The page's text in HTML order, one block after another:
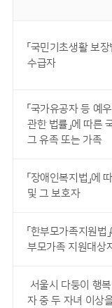
「국민기초생활 보장
수급자
「국가유공자 등 예
관한 법률」에 따른
그 유족 또는 가족
「장애인복지법」에
및 그 보호자
「한부모가족지원법
부모가족 지원대상
서울시 다둥이 행복
자 중 두 자녀 이상